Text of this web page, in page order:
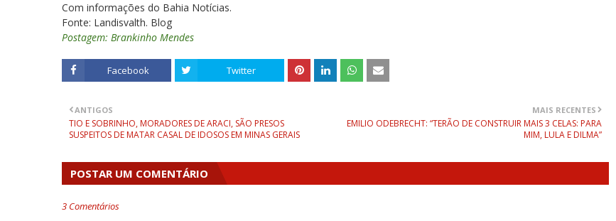
Com informações do Bahia Notícias.
Fonte: Landisvalth. Blog
Postagem: Brankinho Mendes
Facebook Twitter
MAIS RECENTES
EMILIO ODEBRECHT: “TERÃO DE CONSTRUIR MAIS 3 CELAS: PARA
MIM, LULA E DILMA”
ANTIGOS
TIO E SOBRINHO, MORADORES DE ARACI, SÃO PRESOS
SUSPEITOS DE MATAR CASAL DE IDOSOS EM MINAS GERAIS
POSTAR UM COMENTÁRIO
3 Comentários